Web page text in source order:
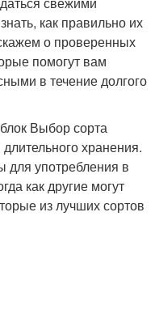
как правильно их
о проверенных
помогут вам
в течение долгого
Выбор сорта
хранения.
для употребления в
как другие могут
из лучших сортов